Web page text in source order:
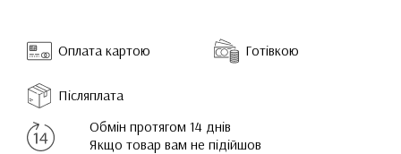
Оплата картою Готівкою
Післяплата
Обмін протягом 14 днів
Якщо товар вам не підійшов